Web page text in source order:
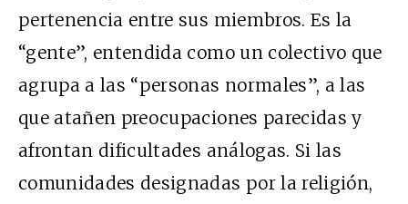
pertenencia entre sus miembros. Es la
“gente”, entendida como un colectivo que
agrupa a las “personas normales”, a las
que atañen preocupaciones parecidas y
afrontan dificultades análogas. Si las
comunidades designadas por la religión,